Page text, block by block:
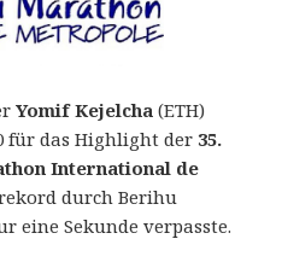
Yomif Kejelcha (ETH)
für das Highlight der 35.
International de
durch Berihu
eine Sekunde verpasste.
de Lille (FRA) am 19.